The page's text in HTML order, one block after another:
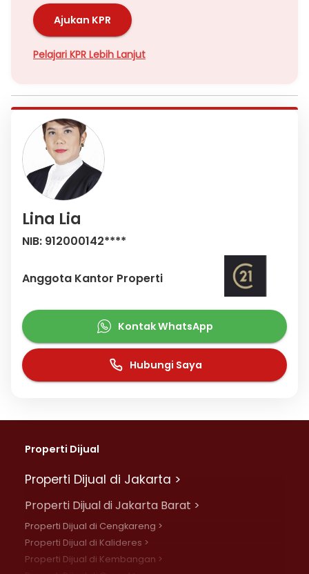
Ajukan KPR
Pelajari KPR Lebih Lanjut
Lina Lia
NIB: 912000142****
Anggota Kantor Properti
Kontak WhatsApp
Hubungi Saya
Properti Dijual
Properti Dijual di Jakarta >
Properti Dijual di Jakarta Barat >
Properti Dijual di Cengkareng >
Properti Dijual di Kalideres >
Properti Dijual di Kembangan >